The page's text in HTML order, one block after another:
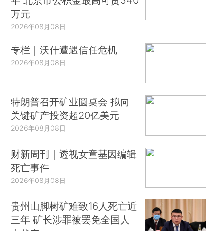
万元
2026年08月08日
专栏｜沃什遭遇信任危机
2026年08月08日
特朗普召开矿业圆桌会 拟向
关键矿产投资超20亿美元
2026年08月08日
财新周刊｜透视女童基因编辑
死亡事件
2026年08月08日
贵州山脚树矿难致16人死亡近
三年 矿长涉罪被罢免全国人